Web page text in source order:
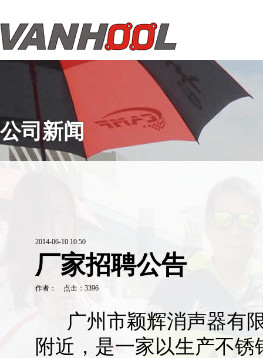
公司新闻
2014-06-10 10:50
厂家招聘公告
作者： 点击：3396
广州市颖辉消声器有限
附近，是一家以生产不